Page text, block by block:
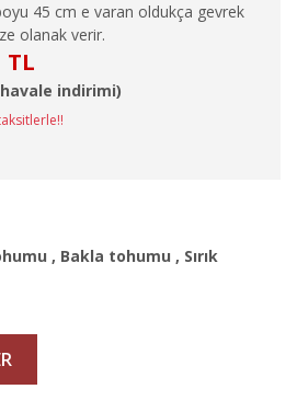
45 cm e varan oldukça gevrek
olanak verir.
TL
indirimi)
, Bakla tohumu , Sırık